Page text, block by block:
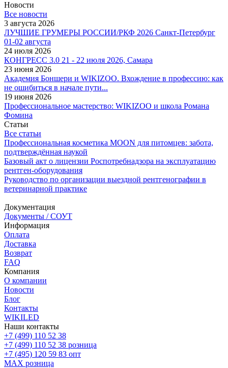
Новости
Все новости
3 августа 2026
ЛУЧШИЕ ГРУМЕРЫ РОССИИ/РКФ 2026 Санкт-Петербург
01-02 августа
24 июля 2026
КОНГРЕСС 3.0 21 - 22 июля 2026, Самара
23 июня 2026
Академия Боншери и WIKIZOO. Вхождение в профессию: как
не ошибиться в начале пути...
19 июня 2026
Профессиональное мастерство: WIKIZOO и школа Романа
Фомина
Статьи
Все статьи
Профессиональная косметика MOON для питомцев: забота,
подтверждённая наукой
Базовый акт о лицензии Роспотребнадзора на эксплуатацию
рентген-оборудования
Руководство по организации выездной рентгенографии в
ветеринарной практике
Документация
Документы / СОУТ
Информация
Оплата
Доставка
Возврат
FAQ
Компания
О компании
Новости
Блог
Контакты
WIKILED
Наши контакты
+7 (499) 110 52 38
+7 (499) 110 52 38 розница
+7 (495) 120 59 83 опт
MAX розница